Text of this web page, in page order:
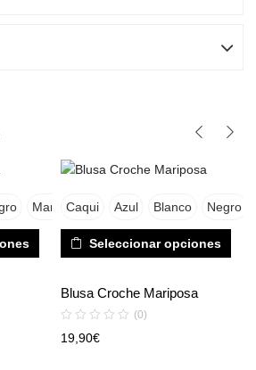
Marron Beige
Caqui Azul Blanco Negro
Seleccionar opciones
Blusa Croche Mariposa
(0)
19,90€